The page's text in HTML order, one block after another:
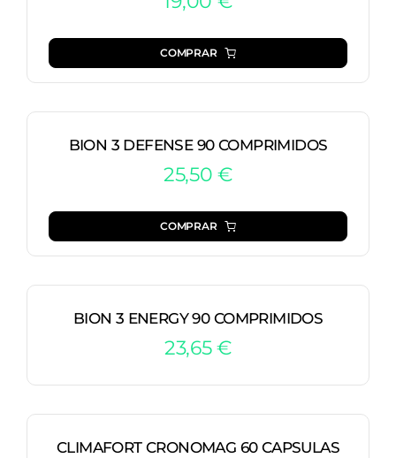
COMPRAR
BION 3 DEFENSE 90 COMPRIMIDOS
25,50€
COMPRAR
BION 3 ENERGY 90 COMPRIMIDOS
23,65€
CLIMAFORT CRONOMAG 60 CAPSULAS